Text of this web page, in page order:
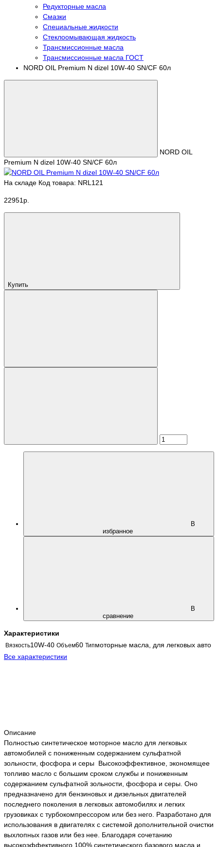
Редукторные масла
Смазки
Специальные жидкости
Стеклоомывающая жидкость
Трансмиссионные масла
Трансмиссионные масла ГОСТ
NORD OIL Premium N dizel 10W-40 SN/CF 60л
NORD OIL
Premium N dizel 10W-40 SN/CF 60л
На складе Код товара: NRL121
22951р.
Купить
В
избранное
В
сравнение
Характеристики
Вязкость10W-40 Объем60 Типмоторные масла, для легковых авто
Все характеристики
Описание
Полностью синтетическое моторное масло для легковых
автомобилей c пониженным содержанием сульфатной
зольности, фосфора и серы Высокоэффективное, экономящее
топливо масло с большим сроком службы и пониженным
содержанием сульфатной зольности, фосфора и серы. Оно
предназначено для бензиновых и дизельных двигателей
последнего поколения в легковых автомобилях и легких
грузовиках с турбокомпрессором или без него. Разработано для
использования в двигателях с системой дополнительной очистки
выхлопных газов или без нее. Благодаря сочетанию
высокоэффективного 100% синтетического базового масла и